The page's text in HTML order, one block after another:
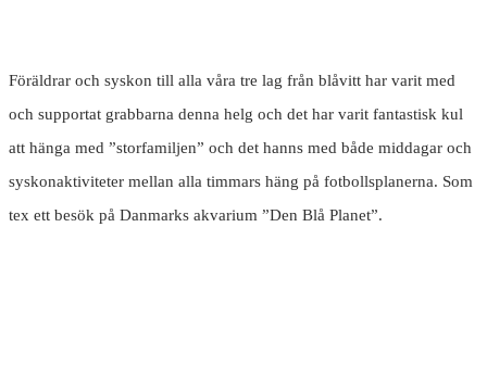
Föräldrar och syskon till alla våra tre lag från blåvitt har varit med
och supportat grabbarna denna helg och det har varit fantastisk kul
att hänga med ”storfamiljen” och det hanns med både middagar och
syskonaktiviteter mellan alla timmars häng på fotbollsplanerna. Som
tex ett besök på Danmarks akvarium ”Den Blå Planet”.